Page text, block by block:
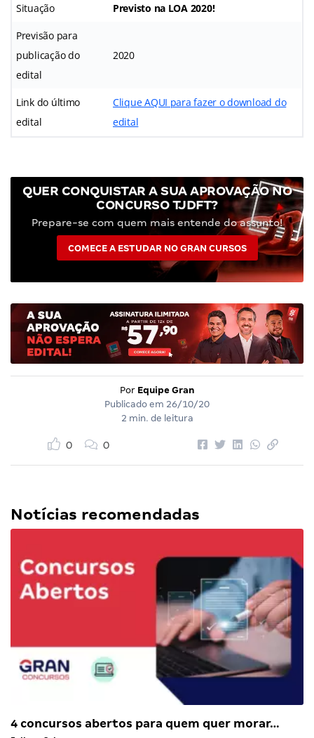
Situação Previsto na LOA 2020!
Previsão para
publicação do
edital
2020
Link do último
edital
Clique AQUI para fazer o download do
edital
QUER CONQUISTAR A SUA APROVAÇÃO NO
CONCURSO TJDFT?
Prepare-se com quem mais entende do assunto!
COMECE A ESTUDAR NO GRAN CURSOS
Por Equipe Gran
Publicado em 26/10/20
2 min. de leitura
0 0
Notícias recomendadas
4 concursos abertos para quem quer morar…